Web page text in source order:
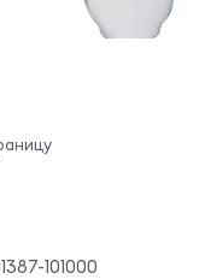
101000